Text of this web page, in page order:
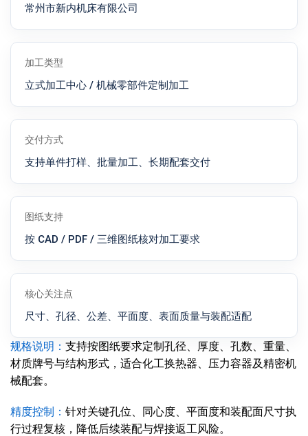
常州市新内机床有限公司
加工类型
立式加工中心 / 机械零部件定制加工
交付方式
支持单件打样、批量加工、长期配套交付
图纸支持
按 CAD / PDF / 三维图纸核对加工要求
核心关注点
尺寸、孔径、公差、平面度、表面质量与装配适配
规格说明： 支持按图纸要求定制孔径、厚度、孔数、重量、
材质牌号与结构形式，适合化工换热器、压力容器及精密机
械配套。
精度控制： 针对关键孔位、同心度、平面度和装配面尺寸执
行过程复核，降低后续装配与焊接返工风险。